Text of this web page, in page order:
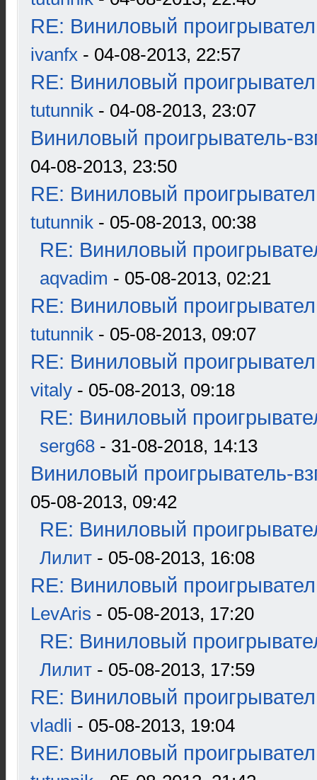
RE: Виниловый
ivanfx - 04-08-2013, 22:57
RE: Виниловый
tutunnik - 04-08-2013, 23:07
Виниловый проигрыватель-
04-08-2013, 23:50
RE: Виниловый
tutunnik - 05-08-2013, 00:38
RE: Виниловый
aqvadim - 05-08-2013, 02:21
RE: Виниловый
tutunnik - 05-08-2013, 09:07
RE: Виниловый
vitaly - 05-08-2013, 09:18
RE: Виниловый
serg68 - 31-08-2018, 14:13
Виниловый проигрыватель-
05-08-2013, 09:42
RE: Виниловый
Лилит - 05-08-2013, 16:08
RE: Виниловый
LevAris - 05-08-2013, 17:20
RE: Виниловый
Лилит - 05-08-2013, 17:59
RE: Виниловый
vladli - 05-08-2013, 19:04
RE: Виниловый